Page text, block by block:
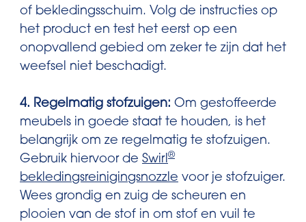
of bekledingsschuim. Volg de instructies op
het product en test het eerst op een
onopvallend gebied om zeker te zijn dat het
weefsel niet beschadigt.
4. Regelmatig stofzuigen: Om gestoffeerde
meubels in goede staat te houden, is het
belangrijk om ze regelmatig te stofzuigen.
Gebruik hiervoor de Swirl ®
bekledingsreinigingsnozzle voor je stofzuiger.
Wees grondig en zuig de scheuren en
plooien van de stof in om stof en vuil te